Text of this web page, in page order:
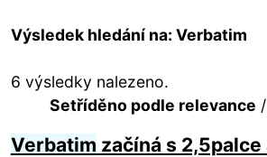
Výsledek hledání na: Verbatim
6 výsledky nalezeno.
Setříděno podle relevance
Verbatim začíná s